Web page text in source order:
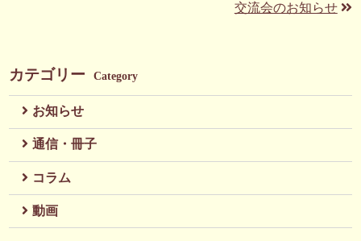
交流会のお知らせ
カテゴリー Category
お知らせ
通信・冊子
コラム
動画